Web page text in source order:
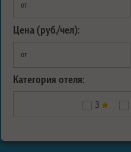
от
Цена (руб./чел):
от
Категория отеля:
3